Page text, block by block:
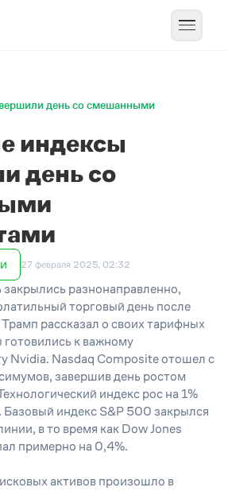
день со смешанными
индексы
день со
27 февраля 2025, 02:32
закрылись разнонаправленно,
торговый день после
рассказал о своих тарифных
готовились к важному
Nvidia. Nasdaq Composite отошел с
завершив день ростом
индекс рос на 1%
Базовый индекс S&P 500 закрылся
в то время как Dow Jones
примерно на 0,4%.
активов произошло в